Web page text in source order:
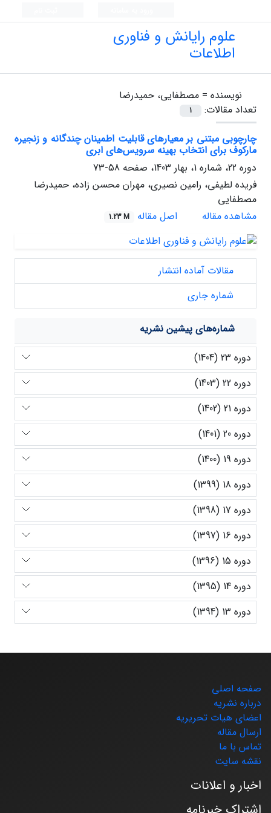
علوم رایانش و فناوری
اطلاعات
نویسنده = مصطفایی، حمیدرضا
تعداد مقالات:
1
چارچوبی مبتنی بر معیارهای قابلیت‌ اطمینان‌ چندگانه و زنجیره‌
مارکوف برای انتخاب بهینه سرویس‌های ابری
دوره 22، شماره 1، بهار 1403، صفحه
58-73
فریده لطیفی، رامین نصیری، مهران محسن زاده، حمیدرضا
مصطفایی
مشاهده مقاله
اصل مقاله 1.23 M
مقالات آماده انتشار
شماره جاری
شماره‌های پیشین نشریه
دوره 23 (1404)
دوره 22 (1403)
دوره 21 (1402)
دوره 20 (1401)
دوره 19 (1400)
دوره 18 (1399)
دوره 17 (1398)
دوره 16 (1397)
دوره 15 (1396)
دوره 14 (1395)
دوره 13 (1394)
صفحه اصلی
درباره نشریه
اعضای هیات تحریریه
ارسال مقاله
تماس با ما
نقشه سایت
اخبار و اعلانات